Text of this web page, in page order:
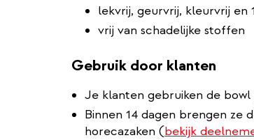
lekvrij, geurvrij, kleurvrij en
vrij van schadelijke stoffen
Gebruik door klanten
Je klanten gebruiken de
Binnen 14 dagen brengen ze
horecazaken (bekijk